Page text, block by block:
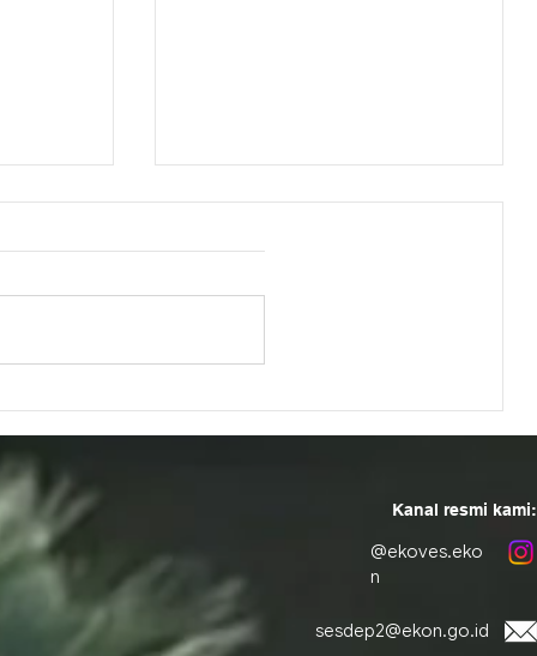
Ecommerce Cooperation,
Indonesia di Shanghai
Kanal resmi kami:
@ekoves.eko
n
sesdep2@ekon.go.id